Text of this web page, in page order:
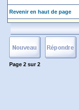
Revenir en haut de page
Page 2 sur2